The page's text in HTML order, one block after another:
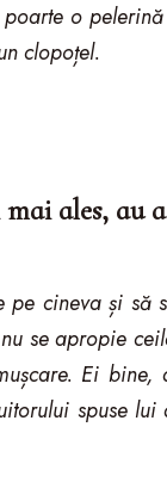
o
clopoțel.
ales, au
cineva și să
se apropie
Ei bine,
spuse